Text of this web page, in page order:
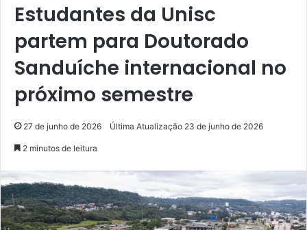
Estudantes da Unisc
partem para Doutorado
Sanduíche internacional no
próximo semestre
27 de junho de 2026 Última Atualização 23 de junho de 2026
2 minutos de leitura